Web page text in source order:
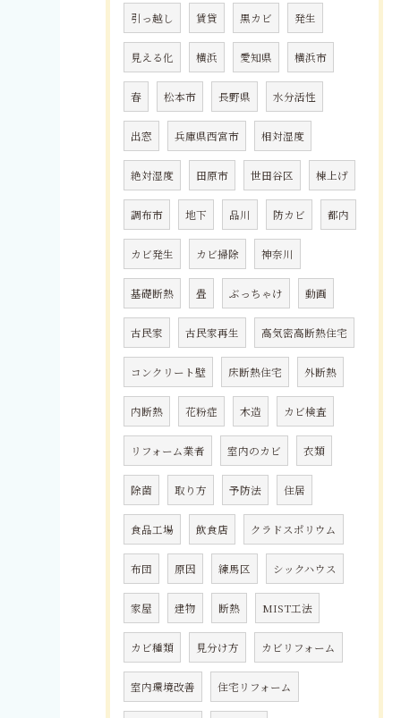
引っ越し 賃貸 黒カビ 発生
見える化 横浜 愛知県 横浜市
春 松本市 長野県 水分活性
出窓 兵庫県西宮市 相対湿度
絶対湿度 田原市 世田谷区 棟上げ
調布市 地下 品川 防カビ 都内
カビ発生 カビ掃除 神奈川
基礎断熱 畳 ぶっちゃけ 動画
古民家 古民家再生 高気密高断熱住宅
コンクリート壁 床断熱住宅 外断熱
内断熱 花粉症 木造 カビ検査
リフォーム業者 室内のカビ 衣類
除菌 取り方 予防法 住居
食品工場 飲食店 クラドスポリウム
布団 原因 練馬区 シックハウス
家屋 建物 断熱 MIST工法
カビ種類 見分け方 カビリフォーム
室内環境改善 住宅リフォーム